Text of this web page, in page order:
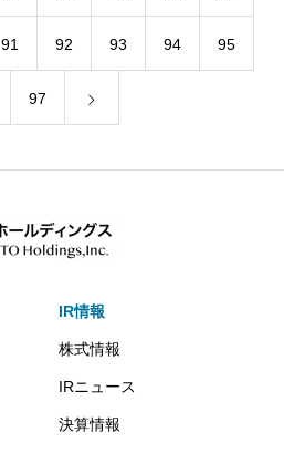
91 92 93 94 95
97
IR情報
株式情報
IRニュース
決算情報